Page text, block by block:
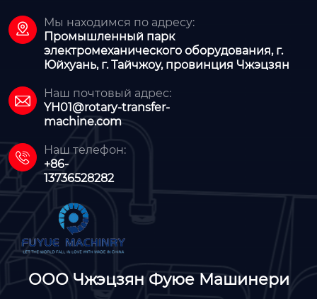

Мы находимся по адресу:
Промышленный парк
электромеханического оборудования, г.
Юйхуань, г. Тайчжоу, провинция Чжэцзян

Наш почтовый адрес:
YH01@rotary-transfer-
machine.com

Наш телефон:
+86-
13736528282
ООО Чжэцзян Фуюе Машинери